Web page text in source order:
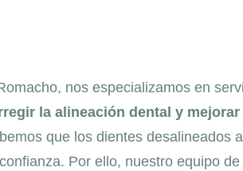
nos especializamos en
la alineación dental y
que los dientes desalineados
Por ello, nuestro equipo